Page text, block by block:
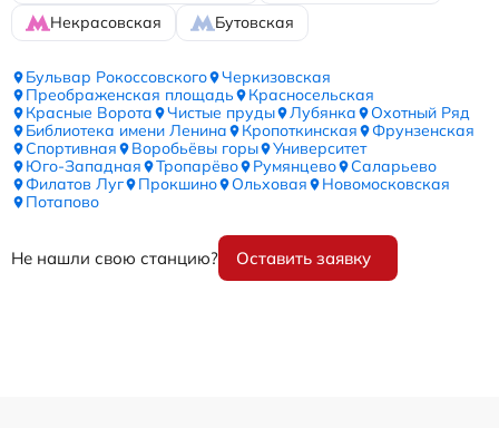
Некрасовская
Бутовская
Бульвар Рокоссовского
Черкизовская
Преображенская площадь
Красносельская
Красные Ворота
Чистые пруды Лубянка
Охотный Ряд
Библиотека имени Ленина
Кропоткинская
Фрунзенская
Спортивная
Воробьёвы горы
Университет
Юго-Западная
Тропарёво Румянцево
Саларьево
Филатов Луг
Прокшино Ольховая
Новомосковская
Потапово
Не нашли свою станцию? Оставить заявку